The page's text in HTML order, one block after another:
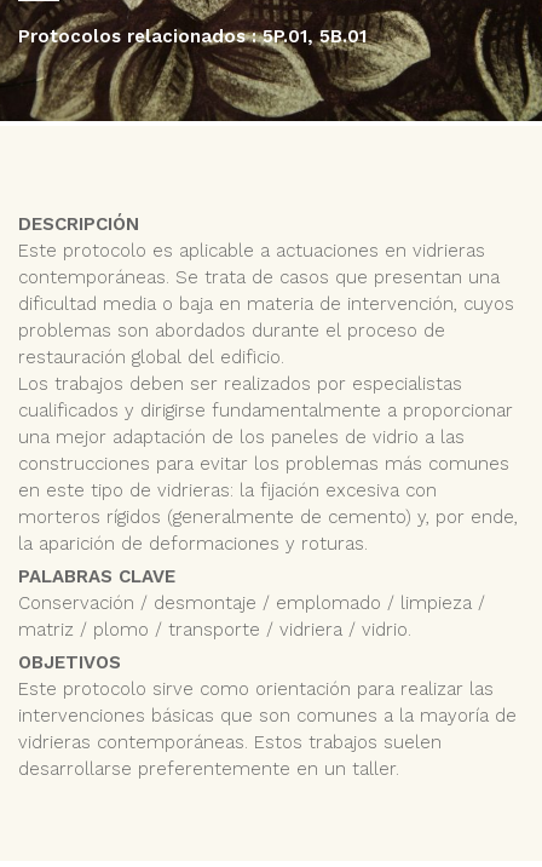
Protocolos relacionados :5P.01 5B.01
DESCRIPCIÓN
Este protocolo es aplicable a actuaciones en vidrieras
contemporáneas. Se trata de casos que presentan una
dificultad media o baja en materia de intervención, cuyos
problemas son abordados durante el proceso de
restauración global del edificio.
Los trabajos deben ser realizados por especialistas
cualificados y dirigirse fundamentalmente a proporcionar
una mejor adaptación de los paneles de vidrio a las
construcciones para evitar los problemas más comunes
en este tipo de vidrieras: la fijación excesiva con
morteros rígidos (generalmente de cemento) y, por ende,
la aparición de deformaciones y roturas.
PALABRAS CLAVE
Conservación / desmontaje / emplomado / limpieza /
matriz / plomo / transporte / vidriera / vidrio.
OBJETIVOS
Este protocolo sirve como orientación para realizar las
intervenciones básicas que son comunes a la mayoría de
vidrieras contemporáneas. Estos trabajos suelen
desarrollarse preferentemente en un taller.